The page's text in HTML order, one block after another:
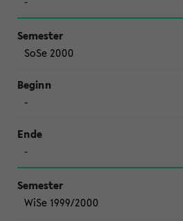
SoSe 2000
-
-
WiSe 1999/2000